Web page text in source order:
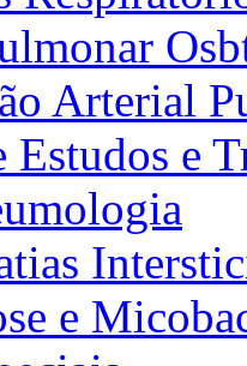
Arterial
Estudos e
e